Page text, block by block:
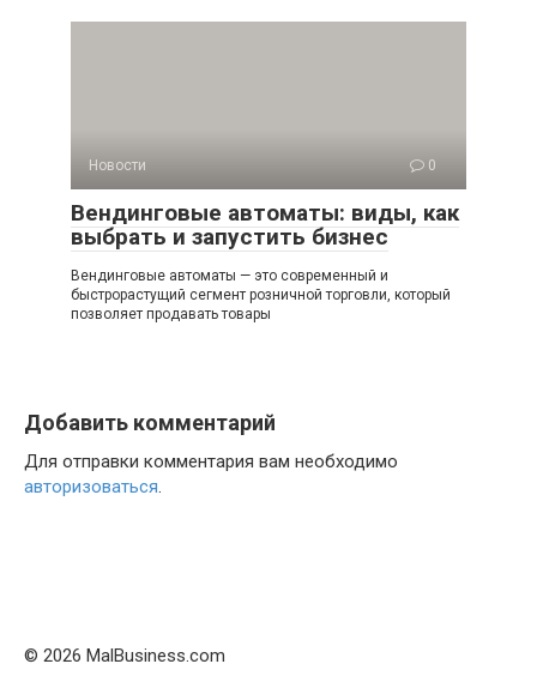
Новости 0
Вендинговые автоматы: виды, как
выбрать и запустить бизнес
Вендинговые автоматы — это современный и
быстрорастущий сегмент розничной торговли, который
позволяет продавать товары
Добавить комментарий
Для отправки комментария вам необходимо
авторизоваться.
© 2026 MalBusiness.com